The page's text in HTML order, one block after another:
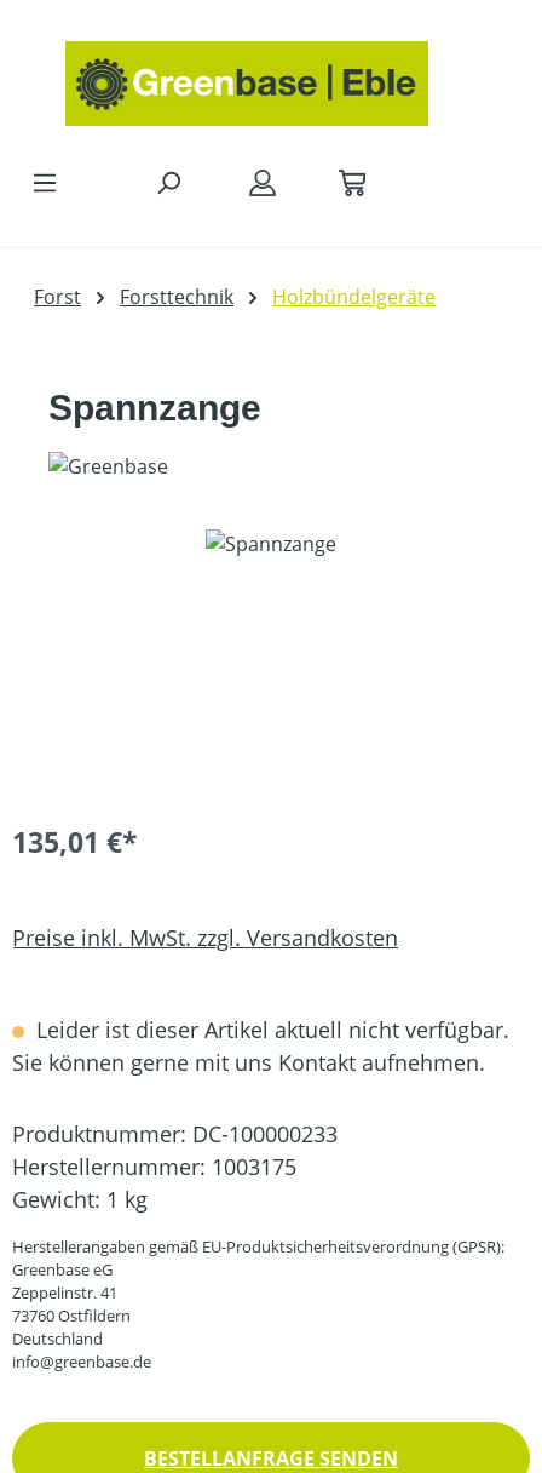
Forst Forsttechnik Holzbündelgeräte
Spannzange
Bildergalerie überspringen
135,01 €*
Preise inkl. MwSt. zzgl. Versandkosten
Leider ist dieser Artikel aktuell nicht verfügbar.
Sie können gerne mit uns Kontakt aufnehmen.
Produktnummer: DC-100000233
Herstellernummer: 1003175
Gewicht: 1 kg
Herstellerangaben gemäß EU-Produktsicherheitsverordnung (GPSR):
Greenbase eG
Zeppelinstr. 41
73760 Ostfildern
Deutschland
info@greenbase.de
BESTELLANFRAGE SENDEN